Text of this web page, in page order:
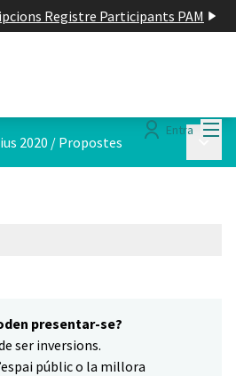
Registre Participants PAM
Entra
2020 / Propostes
presentar-se?
ser inversions.
públic o la millora